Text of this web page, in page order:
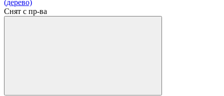
Снят с пр-ва